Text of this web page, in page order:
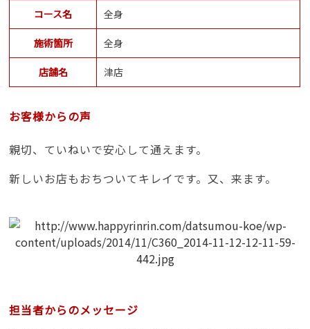
コース名 全身
施術箇所 全身
店舗名 津店
お客様からの声
親切、ていねいで安心して通えます。
新しいお店もおちついてキレイです。又、来ます。
担当者からのメッセージ